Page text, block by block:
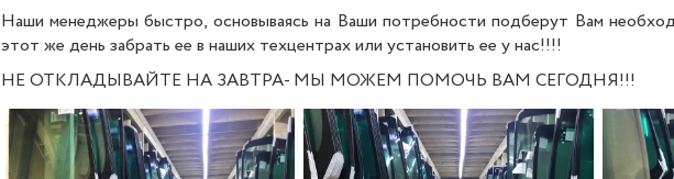
Наши менеджеры быстро, основываясь на Ваши потребности подберут Вам
этот же день забрать ее в наших техцентрах или установить ее у нас!!!!
НЕ ОТКЛАДЫВАЙТЕ НА ЗАВТРА- МЫ МОЖЕМ ПОМОЧЬ ВАМ СЕГОДНЯ!!!